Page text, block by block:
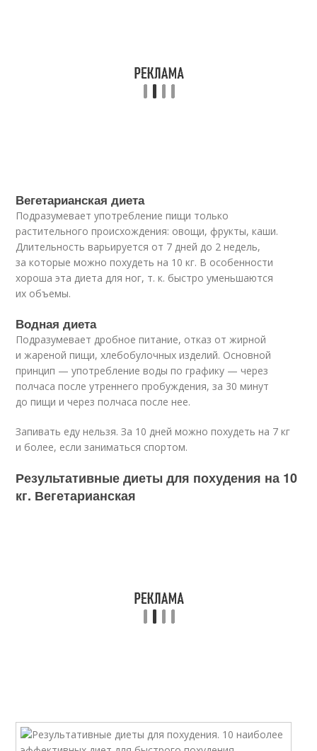
Вегетарианская диета
Подразумевает употребление пищи только
растительного происхождения: овощи, фрукты, каши.
Длительность варьируется от 7 дней до 2 недель,
за которые можно похудеть на 10 кг. В особенности
хороша эта диета для ног, т. к. быстро уменьшаются
их объемы.
Водная диета
Подразумевает дробное питание, отказ от жирной
и жареной пищи, хлебобулочных изделий. Основной
принцип — употребление воды по графику — через
полчаса после утреннего пробуждения, за 30 минут
до пищи и через полчаса после нее.
Запивать еду нельзя. За 10 дней можно похудеть на 7 кг
и более, если заниматься спортом.
Результативные диеты для похудения на 10
кг. Вегетарианская